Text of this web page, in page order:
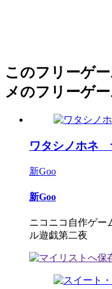
このフリーゲ
メのフリーゲ
ワタシノホネ
新Goo
新Goo
ニコニコ自作ゲ
ル遊戯第二夜